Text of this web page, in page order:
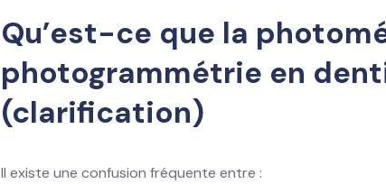
Qu’est-ce que la
photogrammétrie en
(clarification)
Il existe une confusion fréquente entre :